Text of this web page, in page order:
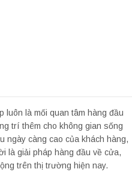
luôn là mối quan tâm hàng đầu
trí thêm cho không gian sống
ngày càng cao của khách hàng,
là giải pháp hàng đầu về cửa,
trên thị trường hiện nay.